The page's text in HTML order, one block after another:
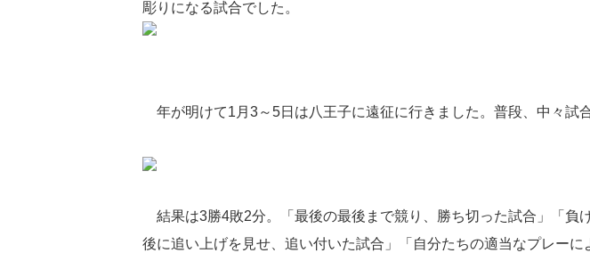
彫りになる試合でした。
年が明けて1月3～5日は八王子に遠征に行きました。普段、中々
結果は3勝4敗2分。「最後の最後まで競り、勝ち切った試合」「負
後に追い上げを見せ、追い付いた試合」「自分たちの適当なプレー